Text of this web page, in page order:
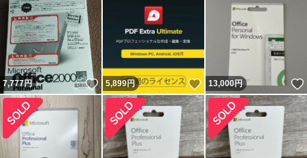
7,777円 いいね！
5,899円 いいね！
13,000円